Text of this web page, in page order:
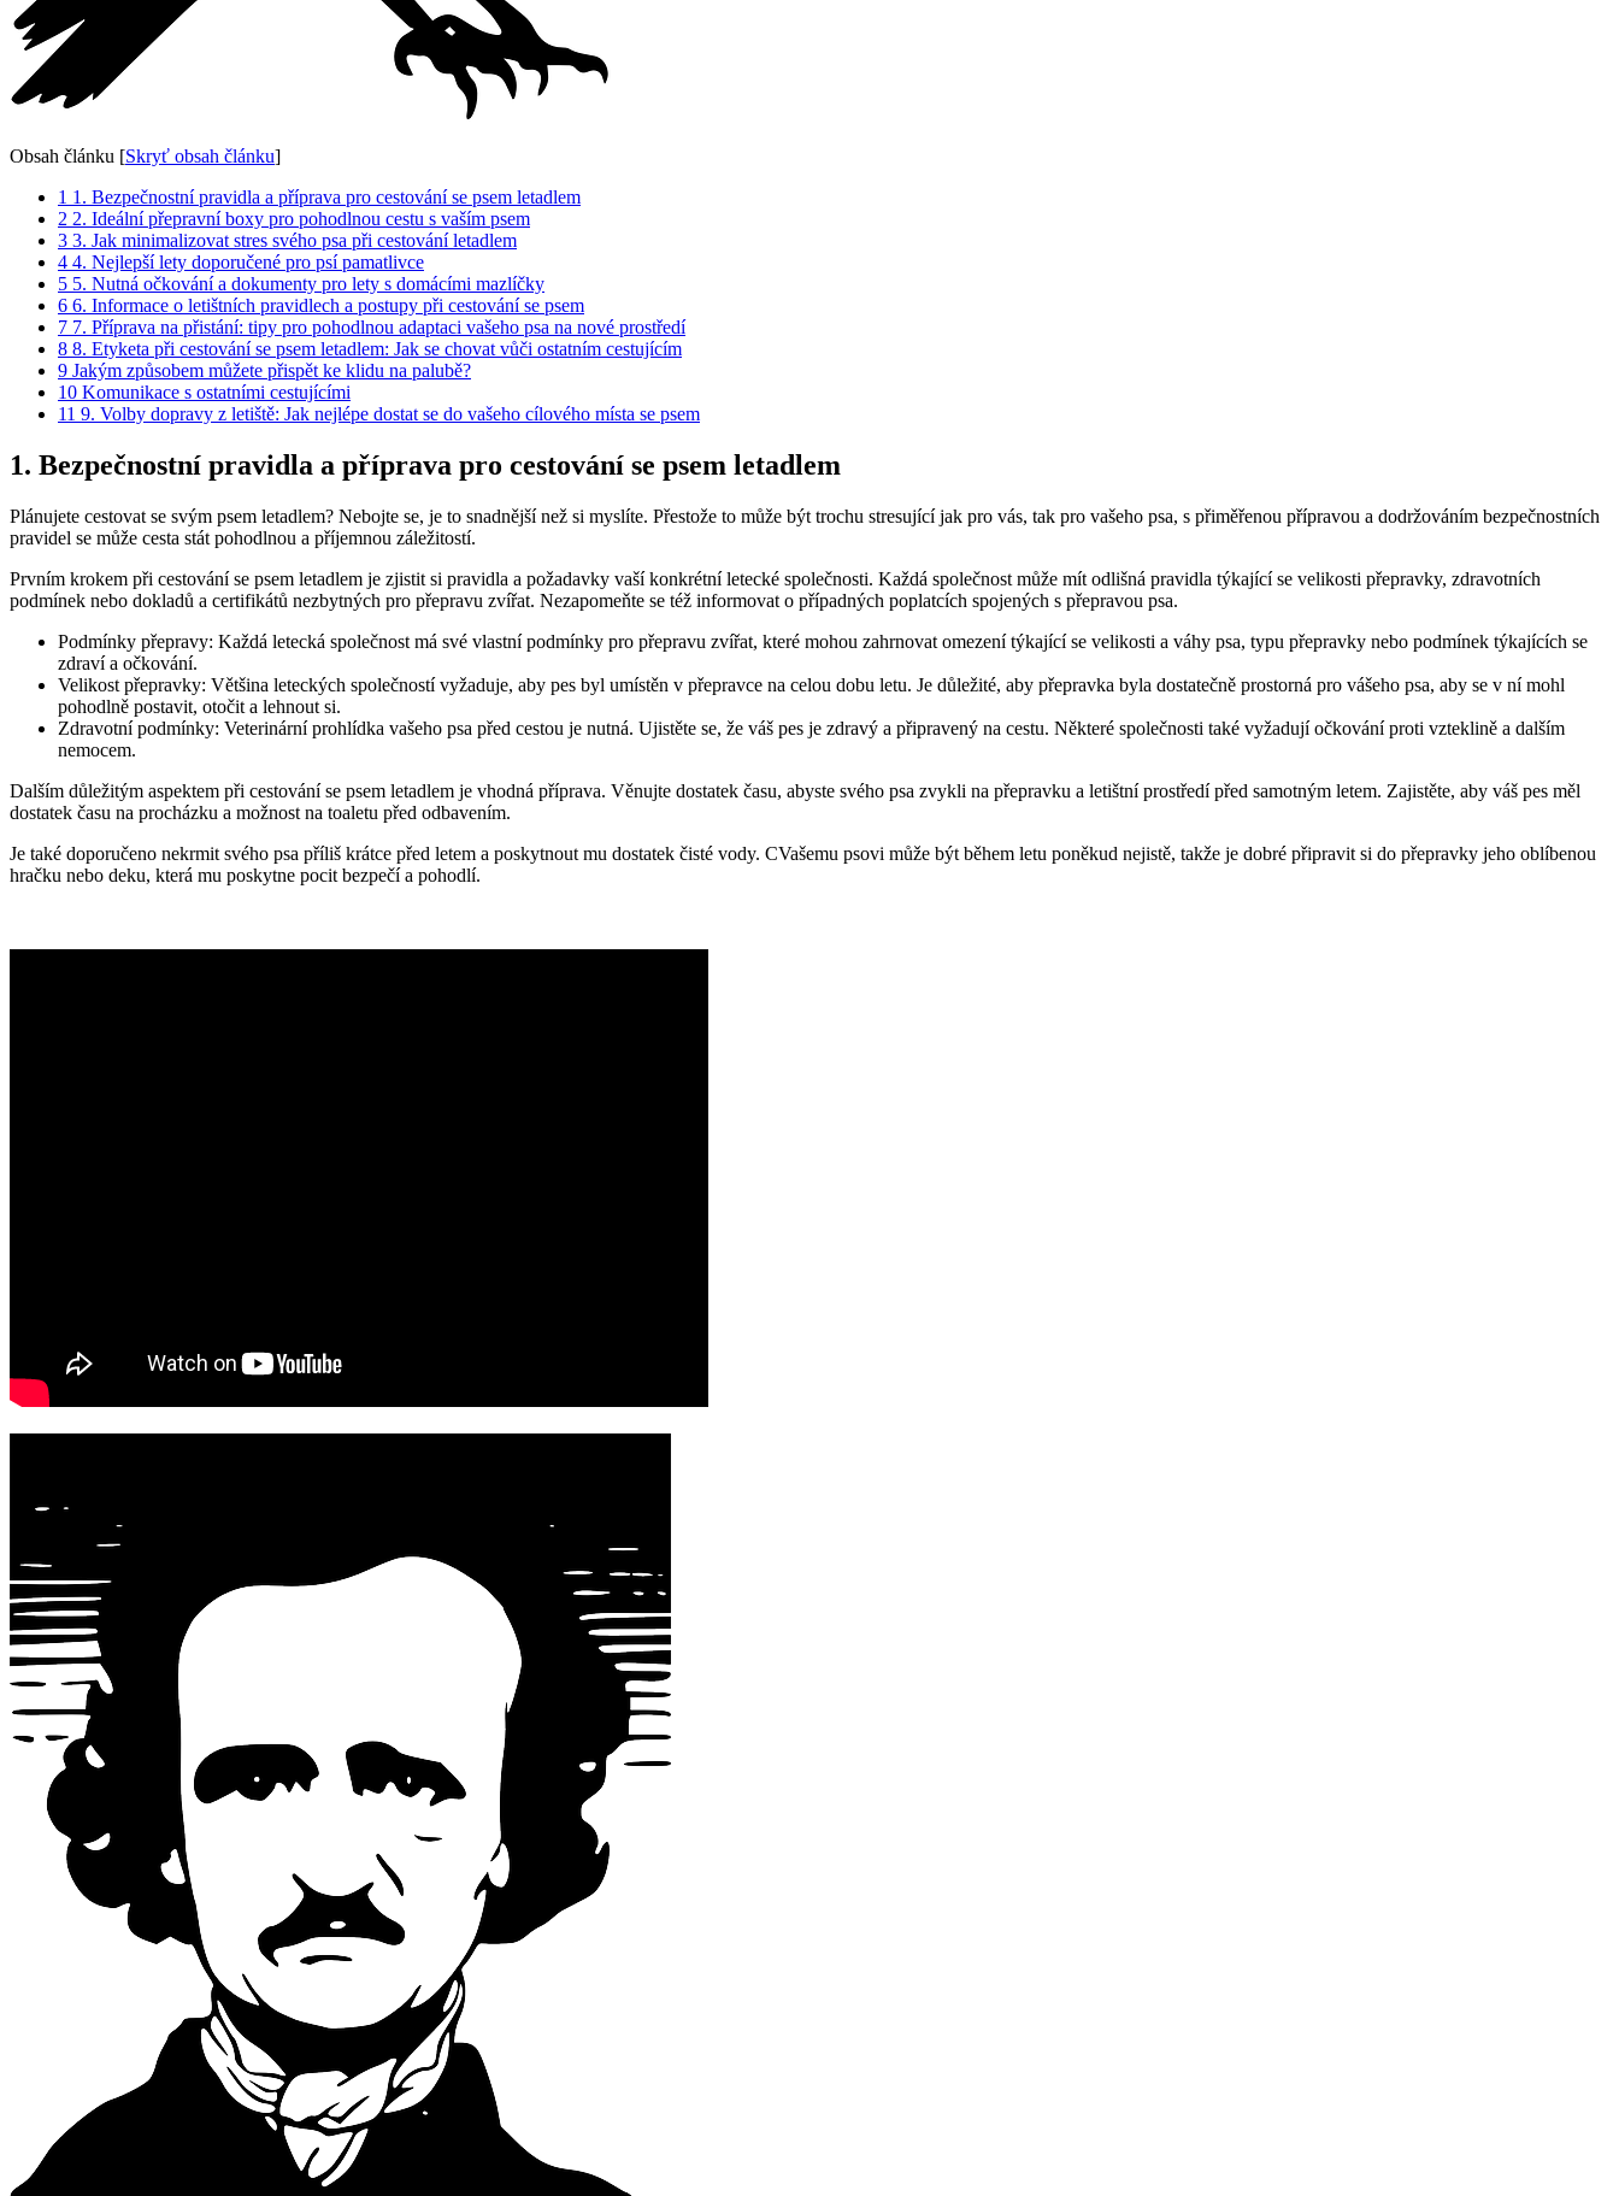
Obsah článku [Skryť obsah článku]
1 1. Bezpečnostní pravidla a příprava pro cestování se psem letadlem
2 2. Ideální přepravní boxy pro pohodlnou cestu s vaším psem
3 3. Jak minimalizovat stres svého psa při cestování letadlem
4 4. Nejlepší lety doporučené pro psí pamatlivce
5 5. Nutná očkování a dokumenty pro lety s domácími mazlíčky
6 6. Informace o letištních pravidlech a postupy při cestování se psem
7 7. Příprava na přistání: tipy pro pohodlnou adaptaci vašeho psa na nové prostředí
8 8. Etyketa při cestování se psem letadlem: Jak se chovat vůči ostatním cestujícím
9 Jakým způsobem můžete přispět ke klidu na palubě?
10 Komunikace s ostatními cestujícími
11 9. Volby dopravy z letiště: Jak nejlépe dostat se do vašeho cílového místa se psem
1. Bezpečnostní pravidla a příprava pro cestování se psem letadlem
Plánujete cestovat se svým psem letadlem? Nebojte se, je to snadnější než si myslíte. Přestože to může být trochu stresující jak pro vás, tak pro vašeho psa, s přiměřenou přípravou a dodržováním bezpečnostních
pravidel se může cesta stát pohodlnou a příjemnou záležitostí.
Prvním krokem při cestování se psem letadlem je zjistit si pravidla a požadavky vaší konkrétní letecké společnosti. Každá společnost může mít odlišná pravidla týkající se velikosti přepravky, zdravotních
podmínek nebo dokladů a certifikátů nezbytných pro přepravu zvířat. Nezapomeňte se též informovat o případných poplatcích spojených s přepravou psa.
Podmínky přepravy: Každá letecká společnost má své vlastní podmínky pro přepravu zvířat, které mohou zahrnovat omezení týkající se velikosti a váhy psa, typu přepravky nebo podmínek týkajících se
zdraví a očkování.
Velikost přepravky: Většina leteckých společností vyžaduje, aby pes byl umístěn v přepravce na celou dobu letu. Je důležité, aby přepravka byla dostatečně prostorná pro vášeho psa, aby se v ní mohl
pohodlně postavit, otočit a lehnout si.
Zdravotní podmínky: Veterinární prohlídka vašeho psa před cestou je nutná. Ujistěte se, že váš pes je zdravý a připravený na cestu. Některé společnosti také vyžadují očkování proti vzteklině a dalším
nemocem.
Dalším důležitým aspektem při cestování se psem letadlem je vhodná příprava. Věnujte dostatek času, abyste svého psa zvykli na přepravku a letištní prostředí před samotným letem. Zajistěte, aby váš pes měl
dostatek času na procházku a možnost na toaletu před odbavením.
Je také doporučeno nekrmit svého psa příliš krátce před letem a poskytnout mu dostatek čisté vody. CVašemu psovi může být během letu poněkud nejistě, takže je dobré připravit si do přepravky jeho oblíbenou
hračku nebo deku, která mu poskytne pocit bezpečí a pohodlí.